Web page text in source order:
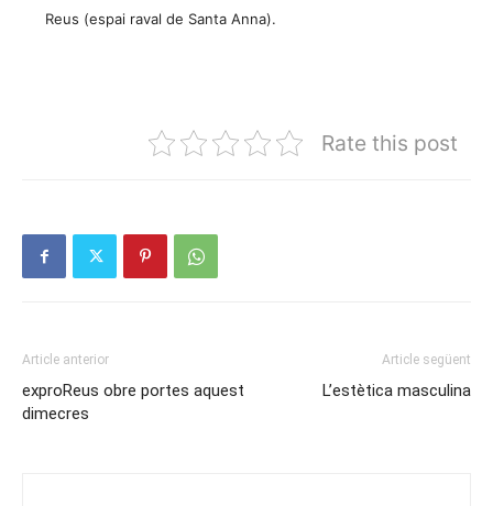
Reus (espai raval de Santa Anna).
Rate this post
Article anterior
exproReus obre portes aquest
dimecres
Article següent
L’estètica masculina